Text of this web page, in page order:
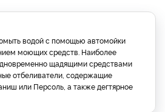
водой с помощью автомойки
моющих средств. Наиболее
щадящими средствами
отбеливатели, содержащие
или Персоль, а также дегтярное